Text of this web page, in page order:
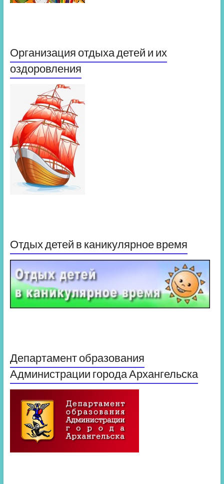
Организация отдыха детей и их
оздоровления
Отдых детей в каникулярное время
Департамент образования
Администрации города Архангельска